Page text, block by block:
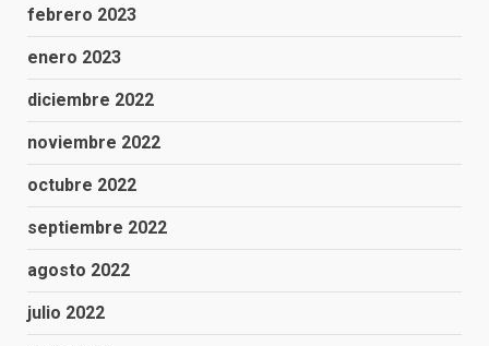
febrero 2023
enero 2023
diciembre 2022
noviembre 2022
octubre 2022
septiembre 2022
agosto 2022
julio 2022